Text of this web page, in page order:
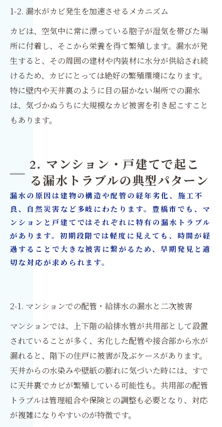
1-2. 漏水がカビ発生を加速させるメカニズム
カビは、空気中に常に漂っている胞子が湿気を帯びた場
所に付着し、そこから栄養を得て繁殖します。漏水が発
生すると、その周囲の建材や内装材に水分が供給され続
けるため、カビにとっては絶好の繁殖環境になります。
特に壁内や天井裏のように目の届かない場所での漏水
は、気づかぬうちに大規模なカビ被害を引き起こすこと
もあります。
2. マンション・戸建てで起こ
る漏水トラブルの典型パターン
漏水の原因は建物の構造や配管の経年劣化、施工不
良、自然災害など多岐にわたります。豊橋市でも、マ
ンションと戸建てではそれぞれに特有の漏水トラブル
があります。初期段階では軽度に見えても、時間が経
過することで大きな被害に繋がるため、早期発見と適
切な対応が求められます。
2-1. マンションでの配管・給排水の漏水と二次被害
マンションでは、上下階の給排水管が共用部として設置
されていることが多く、劣化した配管や接合部から水が
漏れると、階下の住戸に被害が及ぶケースがあります。
天井からの水染みや壁紙の膨れに気づいた時には、すで
に天井裏でカビが繁殖している可能性も。共用部の配管
トラブルは管理組合や保険との調整も必要となり、対応
が複雑になりやすいのが特徴です。